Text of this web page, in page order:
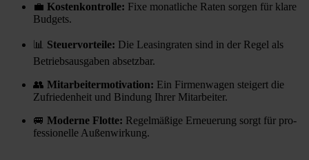
💼 Kos­ten­kon­trol­le: Fixe monat­li­che Raten sor­gen für kla­re
Bud­gets.
📊 Steu­er­vor­tei­le: Die Lea­sing­ra­ten sind in der Regel als
Betriebs­aus­ga­ben absetz­bar.
👥 Mit­ar­bei­ter­mo­ti­va­ti­on: Ein Fir­men­wa­gen stei­gert die
Zufrie­den­heit und Bin­dung Ihrer Mit­ar­bei­ter.
🚐 Moder­ne Flot­te: Regel­mä­ßi­ge Erneue­rung sorgt für pro­
fes­sio­nel­le Außen­wir­kung.